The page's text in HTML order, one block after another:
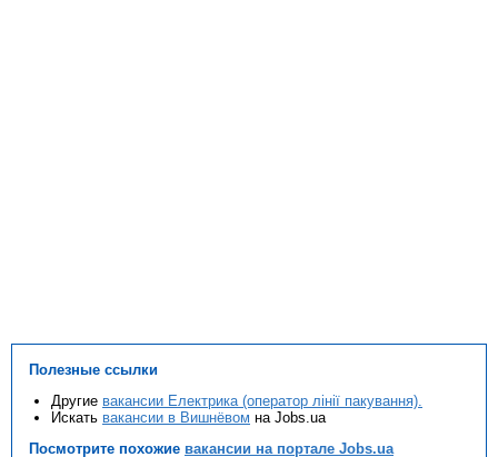
Полезные ссылки
Другие вакансии Електрика (оператор лінії пакування).
Искать вакансии в Вишнёвом на Jobs.ua
Посмотрите похожие вакансии на портале Jobs.ua